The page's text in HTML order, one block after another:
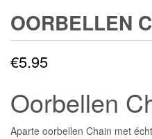
OORBELLEN
€5.95
Oorbellen
Aparte oorbellen Chain met